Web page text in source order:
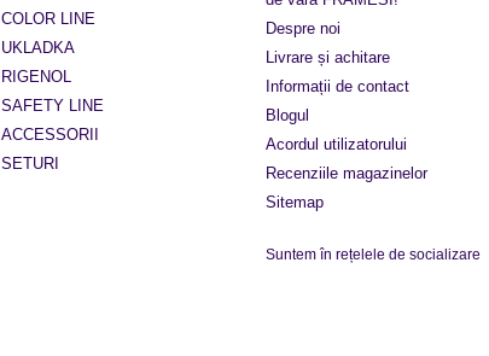
COLOR LINE
UKLADKA
RIGENOL
SAFETY LINE
ACCESSORII
SETURI
Despre noi
Livrare și achitare
Informații de contact
Blogul
Acordul utilizatorului
Recenziile magazinelor
Sitemap
Suntem în rețelele de socializare